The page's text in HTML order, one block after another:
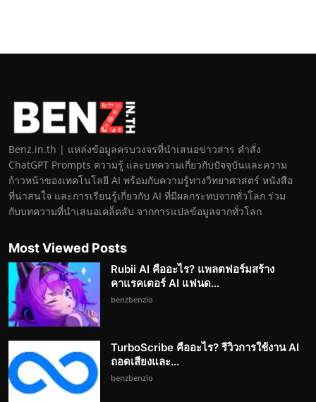
Benz.in.th | แหล่งข้อมูลครบวงจรที่นำเสนอข่าวสาร คำสั่ง
ChatGPT Prompts ความรู้ และบทความเกี่ยวกับปัจจุบันและความ
ก้าวหน้าของเทคโนโลยี AI พร้อมกับความรู้ทางวิทยาศาสตร์ หนังสือ
ที่น่าสนใจ และการเรียนรู้เกี่ยวกับ AI ที่มีผลกระทบจากทั่วโลก ร่วม
กับบทความที่นำเสนอเคล็ดลับ จากการแปลข้อมูลจากทั่วโลก
Most Viewed Posts
Rubii AI คืออะไร? แพลตฟอร์มสร้าง
คาแรคเตอร์ AI แฟนด...
benzbenzio
TurboScribe คืออะไร? รีวิวการใช้งาน AI
ถอดเสียงและ...
benzbenzio